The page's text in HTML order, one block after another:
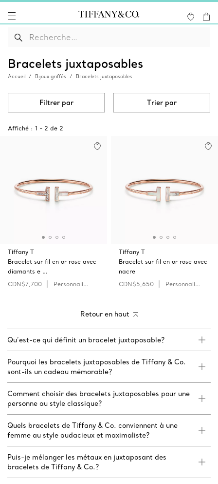
Bracelets juxtaposables
Accueil Bijoux griffés Bracelets juxtaposables
Filtrer par Trier par
Affiché : 1 - 2 de 2
Tiffany T
Bracelet sur fil en or rose avec
diamants e …
CDN$7,700
Personnaliser
Tiffany T
Bracelet sur fil en or rose avec
nacre
CDN$5,650
Personnaliser
Retour en haut
Qu’est-ce qui définit un bracelet juxtaposable?
Pourquoi les bracelets juxtaposables de Tiffany & Co.
sont-ils un cadeau mémorable?
Comment choisir des bracelets juxtaposables pour une
personne au style classique?
Quels bracelets de Tiffany & Co. conviennent à une
femme au style audacieux et maximaliste?
Puis-je mélanger les métaux en juxtaposant des
bracelets de Tiffany & Co.?